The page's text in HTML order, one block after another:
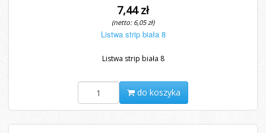
7,44 zł
(netto: 6,05 zł)
Listwa strip biała 8
Listwa strip biała 8
do koszyka